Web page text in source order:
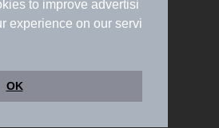
to improve advertisi
experience on our servi
OK
フスタイルMEMBERS+規約
づく表記
ヘルプ
採用情報